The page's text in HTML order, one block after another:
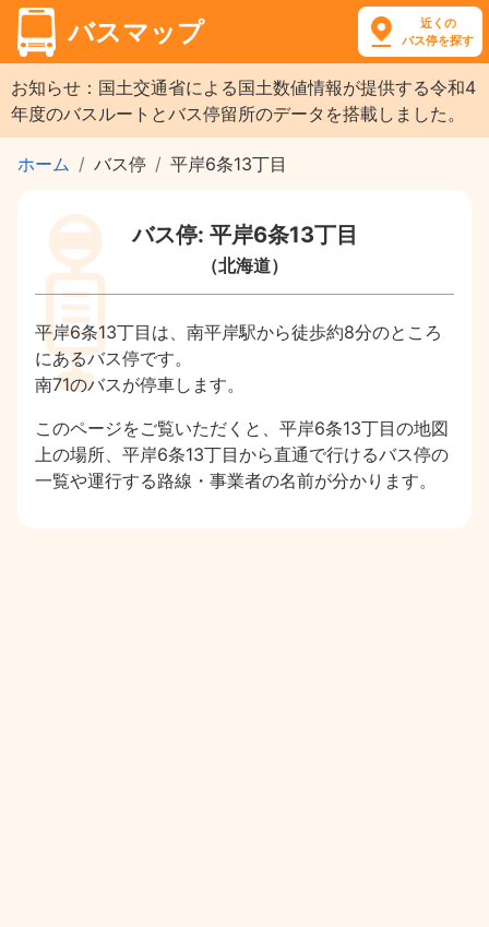
バスマップ
近くの
バス停を探す
お知らせ：国土交通省による国土数値情報が提供する令和4
年度のバスルートとバス停留所のデータを搭載しました。
ホーム バス停 平岸6条13丁目
バス停: 平岸6条13丁目
（北海道）
平岸6条13丁目は、南平岸駅から徒歩約8分のところ
にあるバス停です。
南71のバスが停車します。
このページをご覧いただくと、平岸6条13丁目の地図
上の場所、平岸6条13丁目から直通で行けるバス停の
一覧や運行する路線・事業者の名前が分かります。